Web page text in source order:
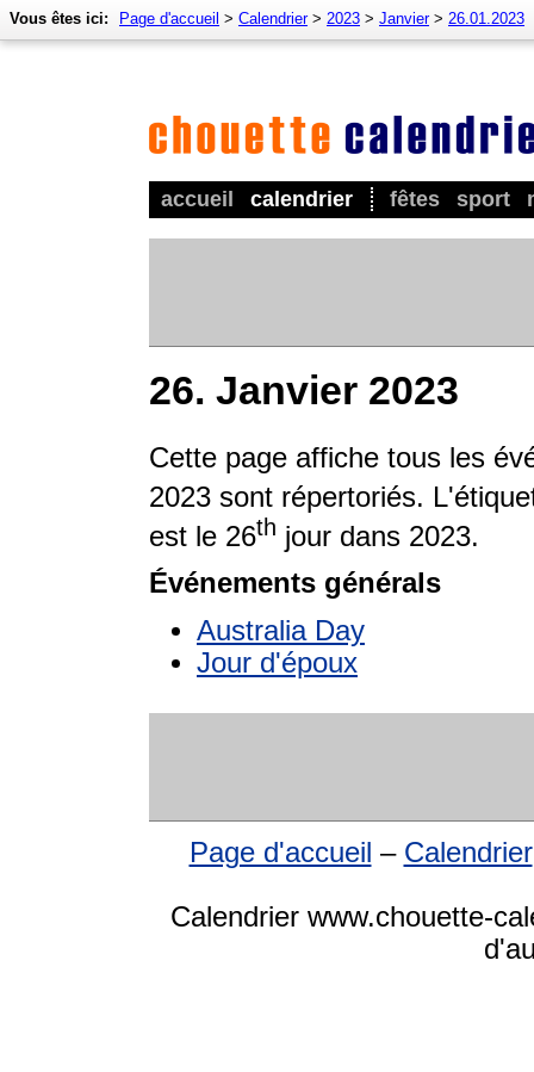
accueil calendrier fêtes sport
Vous êtes ici: Page d'accueil > Calendrier> 2023 > Janvier> 26.01.2023
26. Janvier 2023
Cette page affiche tous les
2023 sont répertoriés.
est le 26th jour dans 2023.
Événements générals
Australia Day
Jour d'époux
Page d'accueil – Calendrier
Calendrier www.chouette-